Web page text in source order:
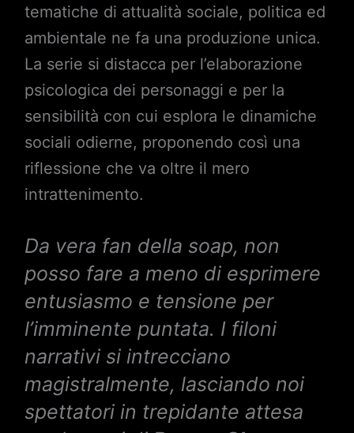
tematiche di attualità sociale, politica ed
ambientale ne fa una produzione unica.
La serie si distacca per l’elaborazione
psicologica dei personaggi e per la
sensibilità con cui esplora le dinamiche
sociali odierne, proponendo così una
riflessione che va oltre il mero
intrattenimento.
Da vera fan della soap, non
posso fare a meno di esprimere
entusiasmo e tensione per
l’imminente puntata. I filoni
narrativi si intrecciano
magistralmente, lasciando noi
spettatori in trepidante attesa